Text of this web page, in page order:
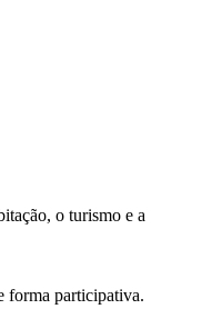
o turismo e a
forma participativa.